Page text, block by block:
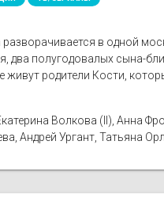
разворачивается в одной
два полугодовалых сына-
живут родители Кости,
Волкова (II), Анна
Андрей Ургант, Татьяна